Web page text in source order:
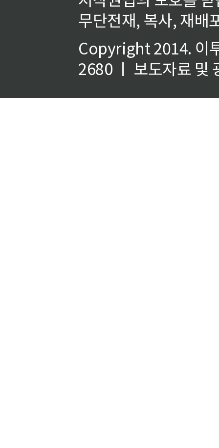
무단전재, 복사, 재배
Copyright 2014. 이
2680 ㅣ 보도자료